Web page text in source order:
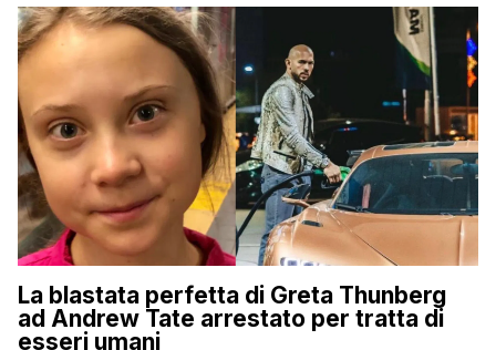
La blastata perfetta di Greta Thunberg
ad Andrew Tate arrestato per tratta di
esseri umani